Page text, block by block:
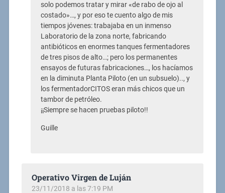
solo podemos tratar y mirar «de rabo de ojo al
costado»…, y por eso te cuento algo de mis
tiempos jóvenes: trabajaba en un inmenso
Laboratorio de la zona norte, fabricando
antibióticos en enormes tanques fermentadores
de tres pisos de alto…; pero los permanentes
ensayos de futuras fabricaciones…, los hacíamos
en la diminuta Planta Piloto (en un subsuelo).., y
los fermentadorCITOS eran más chicos que un
tambor de petróleo.
¡¡Siempre se hacen pruebas piloto!!
Guille
Operativo Virgen de Luján
23/11/2018 a las 7:19 PM